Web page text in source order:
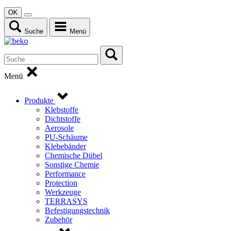
OK
Suche Menü
Menü
Produkte
Klebstoffe
Dichtstoffe
Aerosole
PU-Schäume
Klebebänder
Chemische Dübel
Sonstige Chemie
Performance
Protection
Werkzeuge
TERRASYS
Befestigungstechnik
Zubehör